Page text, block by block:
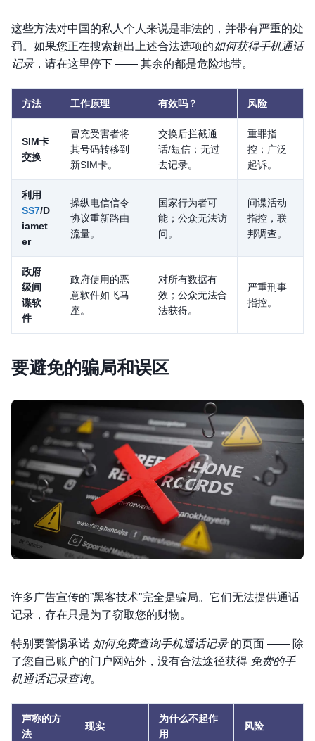
这些方法对中国的私人个人来说是非法的，并带有严重的处
罚。如果您正在搜索超出上述合法选项的如何获得手机通话
记录，请在这里停下 —— 其余的都是危险地带。
方法 工作原理 有效吗？ 风险
SIM卡
交换
冒充受害者将
其号码转移到
新SIM卡。
交换后拦截通
话/短信；无过
去记录。
重罪指
控；广泛
起诉。
利用
SS7/D
iamet
er
操纵电信信令
协议重新路由
流量。
国家行为者可
能；公众无法访
问。
间谍活动
指控，联
邦调查。
政府
级间
谍软
件
政府使用的恶
意软件如飞马
座。
对所有数据有
效；公众无法合
法获得。
严重刑事
指控。
要避免的骗局和误区
许多广告宣传的”黑客技术”完全是骗局。它们无法提供通话
记录，存在只是为了窃取您的财物。
特别要警惕承诺 如何免费查询手机通话记录的页面 —— 除
了您自己账户的门户网站外，没有合法途径获得 免费的手
机通话记录查询。
声称的方
法
现实
为什么不起作
用
风险